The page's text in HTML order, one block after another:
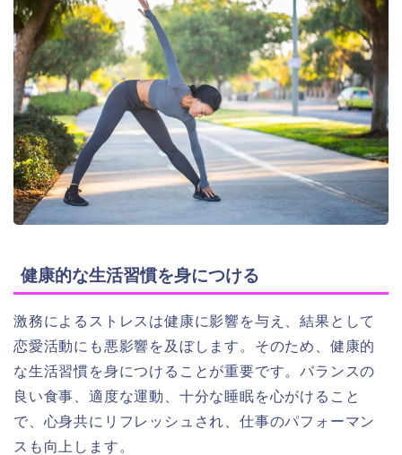
健康的な生活習慣を身につける
激務によるストレスは健康に影響を与え、結果として
恋愛活動にも悪影響を及ぼします。そのため、健康的
な生活習慣を身につけることが重要です。バランスの
良い食事、適度な運動、十分な睡眠を心がけること
で、心身共にリフレッシュされ、仕事のパフォーマン
スも向上します。